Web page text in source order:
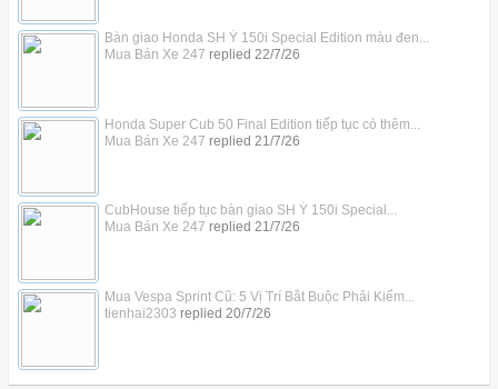
Bàn giao Honda SH Ý 150i Special Edition màu đen...
Mua Bán Xe 247 replied 22/7/26
Honda Super Cub 50 Final Edition tiếp tục có thêm...
Mua Bán Xe 247 replied 21/7/26
CubHouse tiếp tục bàn giao SH Ý 150i Special...
Mua Bán Xe 247 replied 21/7/26
Mua Vespa Sprint Cũ: 5 Vị Trí Bắt Buộc Phải Kiểm...
tienhai2303 replied 20/7/26